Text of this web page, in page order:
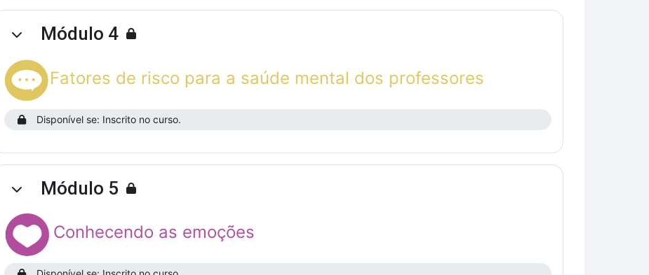
ContrairMódulo 4
Fatores de risco para a saúde mental dos professores
Disponível se: Inscrito no curso.
ContrairMódulo 5
Conhecendo as emoções